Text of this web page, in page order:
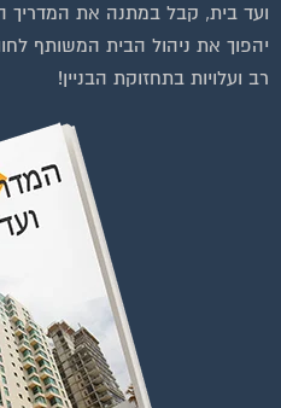
ועד בית, קבל במתנה את המדריך
יהפוך את ניהול הבית המשותף
רב ועלויות בתחזוקת הבניין!
להצטרפות לחצו על התמונה או על
הקבוצה
לחץ למעבר